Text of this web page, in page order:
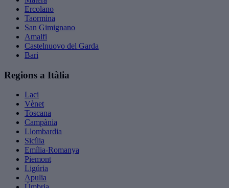
Ercolano
Taormina
San Gimignano
Amalfi
Castelnuovo del Garda
Bari
Regions a Itàlia
Laci
Vènet
Toscana
Campània
Llombardia
Sicília
Emília-Romanya
Piemont
Ligúria
Apulia